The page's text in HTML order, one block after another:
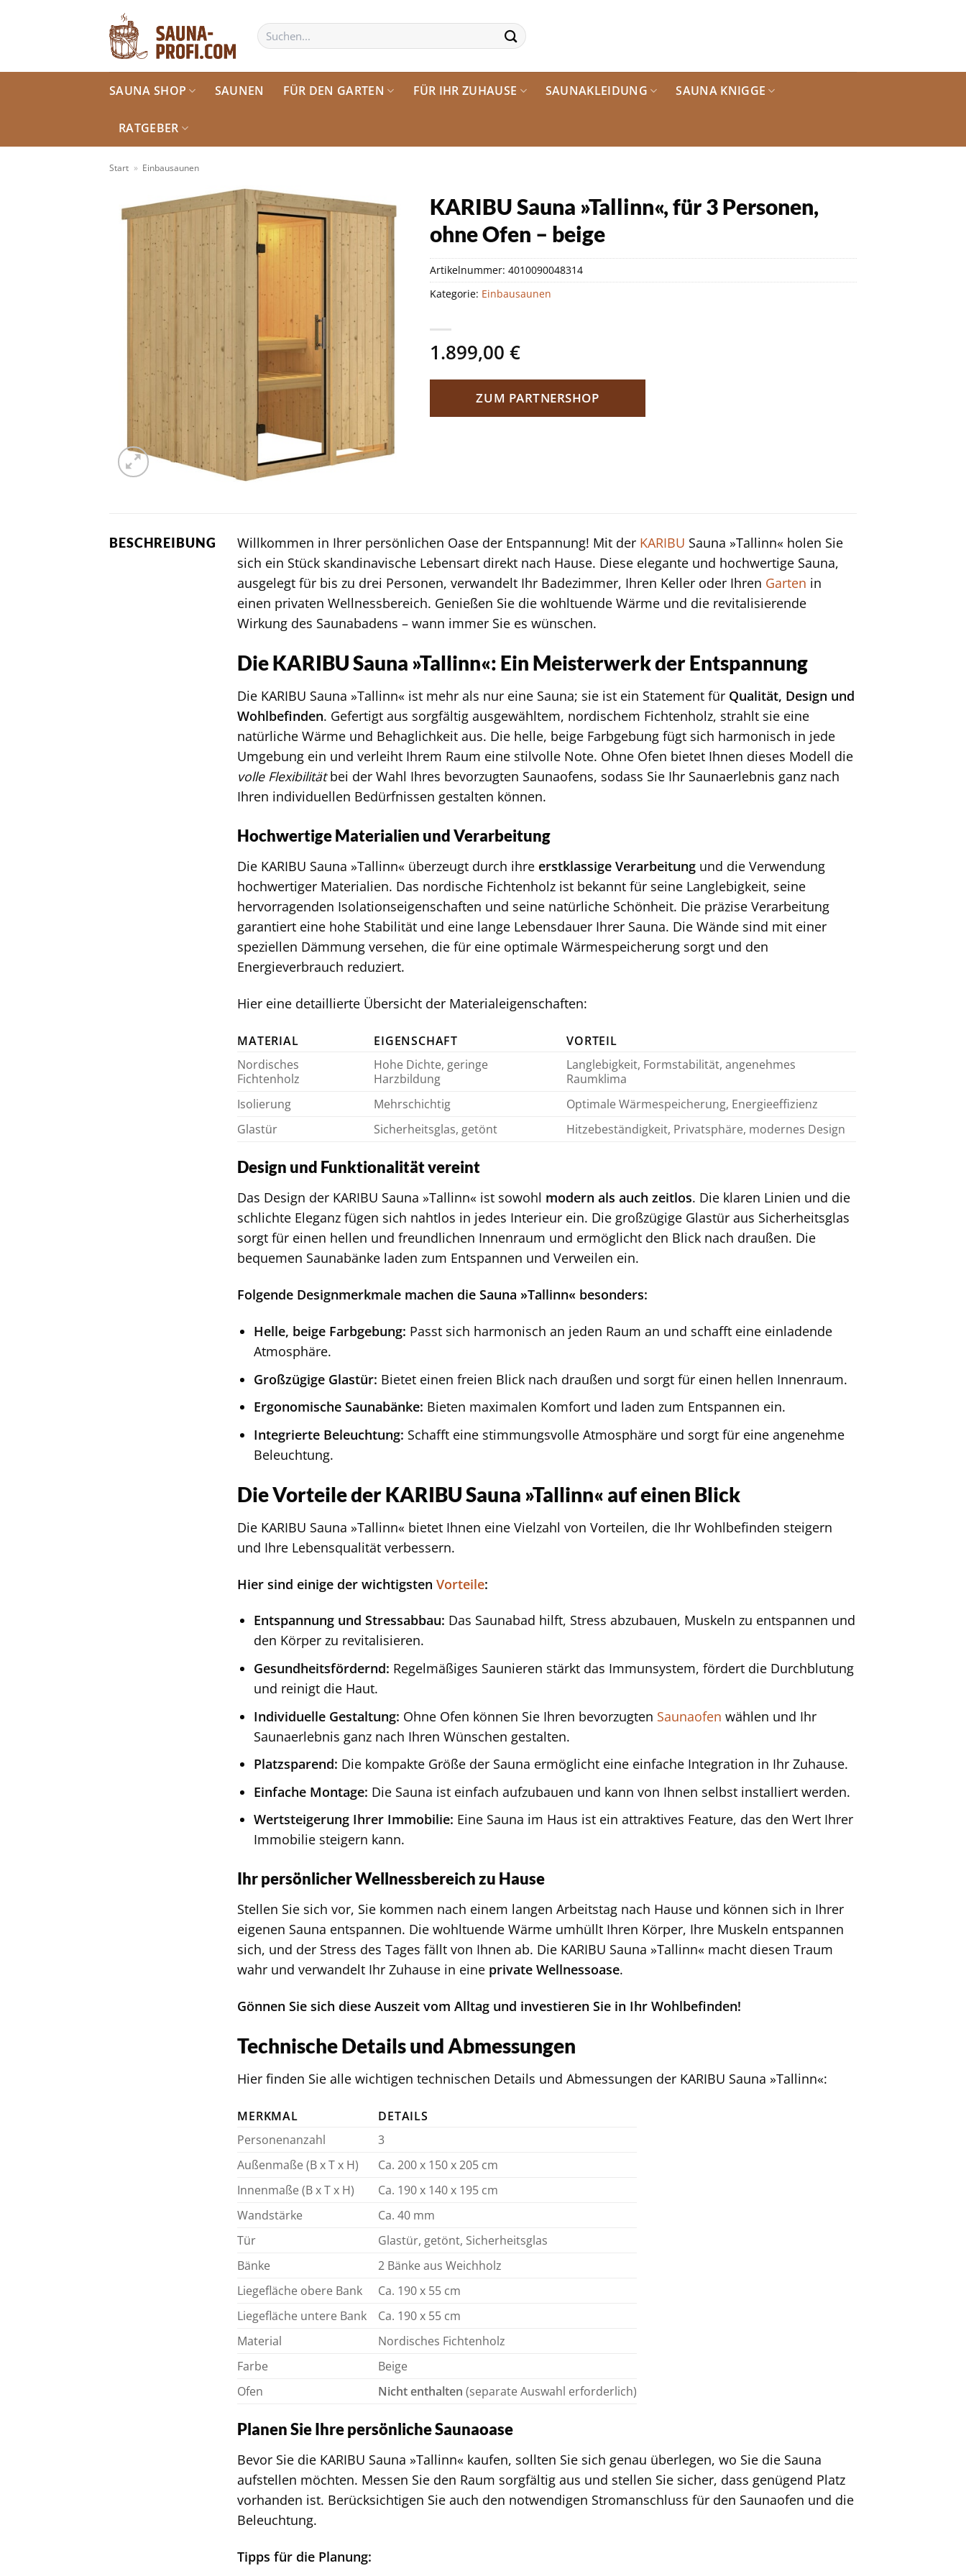
Suchen
nach:
SAUNA SHOP SAUNEN FÜR DEN GARTEN FÜR IHR ZUHAUSE SAUNAKLEIDUNG SAUNA KNIGGE
RATGEBER
Start » Einbausaunen
KARIBU Sauna »Tallinn«, für 3 Personen,
ohne Ofen – beige
1.899,00 €
ZUM PARTNERSHOP
Artikelnummer: 4010090048314
Kategorie: Einbausaunen
BESCHREIBUNG Willkommen in Ihrer persönlichen Oase der Entspannung! Mit der KARIBU Sauna »Tallinn« holen Sie
sich ein Stück skandinavische Lebensart direkt nach Hause. Diese elegante und hochwertige Sauna,
ausgelegt für bis zu drei Personen, verwandelt Ihr Badezimmer, Ihren Keller oder Ihren Garten in
einen privaten Wellnessbereich. Genießen Sie die wohltuende Wärme und die revitalisierende
Wirkung des Saunabadens – wann immer Sie es wünschen.
Die KARIBU Sauna »Tallinn«: Ein Meisterwerk der Entspannung
Die KARIBU Sauna »Tallinn« ist mehr als nur eine Sauna; sie ist ein Statement für Qualität, Design und
Wohlbefinden. Gefertigt aus sorgfältig ausgewähltem, nordischem Fichtenholz, strahlt sie eine
natürliche Wärme und Behaglichkeit aus. Die helle, beige Farbgebung fügt sich harmonisch in jede
Umgebung ein und verleiht Ihrem Raum eine stilvolle Note. Ohne Ofen bietet Ihnen dieses Modell die
volle Flexibilitätbei der Wahl Ihres bevorzugten Saunaofens, sodass Sie Ihr Saunaerlebnis ganz nach
Ihren individuellen Bedürfnissen gestalten können.
Hochwertige Materialien und Verarbeitung
Die KARIBU Sauna »Tallinn« überzeugt durch ihre erstklassige Verarbeitung und die Verwendung
hochwertiger Materialien. Das nordische Fichtenholz ist bekannt für seine Langlebigkeit, seine
hervorragenden Isolationseigenschaften und seine natürliche Schönheit. Die präzise Verarbeitung
garantiert eine hohe Stabilität und eine lange Lebensdauer Ihrer Sauna. Die Wände sind mit einer
speziellen Dämmung versehen, die für eine optimale Wärmespeicherung sorgt und den
Energieverbrauch reduziert.
Hier eine detaillierte Übersicht der Materialeigenschaften:
MATERIAL EIGENSCHAFT
VORTEIL
Nordisches
Fichtenholz
Hohe Dichte, geringe
Harzbildung
Langlebigkeit, Formstabilität, angenehmes
Raumklima
Isolierung
Mehrschichtig
Optimale Wärmespeicherung, Energieeffizienz
Glastür
Sicherheitsglas, getönt Hitzebeständigkeit, Privatsphäre, modernes Design
Design und Funktionalität vereint
Das Design der KARIBU Sauna »Tallinn« ist sowohl modern als auch zeitlos. Die klaren Linien und die
schlichte Eleganz fügen sich nahtlos in jedes Interieur ein. Die großzügige Glastür aus Sicherheitsglas
sorgt für einen hellen und freundlichen Innenraum und ermöglicht den Blick nach draußen. Die
bequemen Saunabänke laden zum Entspannen und Verweilen ein.
Folgende Designmerkmale machen die Sauna »Tallinn« besonders:
Helle, beige Farbgebung: Passt sich harmonisch an jeden Raum an und schafft eine einladende
Atmosphäre.
Großzügige Glastür: Bietet einen freien Blick nach draußen und sorgt für einen hellen Innenraum.
Ergonomische Saunabänke: Bieten maximalen Komfort und laden zum Entspannen ein.
Integrierte Beleuchtung: Schafft eine stimmungsvolle Atmosphäre und sorgt für eine angenehme
Beleuchtung.
Die Vorteile der KARIBU Sauna »Tallinn« auf einen Blick
Die KARIBU Sauna »Tallinn« bietet Ihnen eine Vielzahl von Vorteilen, die Ihr Wohlbefinden steigern
und Ihre Lebensqualität verbessern.
Hier sind einige der wichtigstenVorteile:
Entspannung und Stressabbau: Das Saunabad hilft, Stress abzubauen, Muskeln zu entspannen und
den Körper zu revitalisieren.
Gesundheitsfördernd: Regelmäßiges Saunieren stärkt das Immunsystem, fördert die Durchblutung
und reinigt die Haut.
Individuelle Gestaltung: Ohne Ofen können Sie Ihren bevorzugten Saunaofen wählen und Ihr
Saunaerlebnis ganz nach Ihren Wünschen gestalten.
Platzsparend: Die kompakte Größe der Sauna ermöglicht eine einfache Integration in Ihr Zuhause.
Einfache Montage: Die Sauna ist einfach aufzubauen und kann von Ihnen selbst installiert werden.
Wertsteigerung Ihrer Immobilie: Eine Sauna im Haus ist ein attraktives Feature, das den Wert Ihrer
Immobilie steigern kann.
Ihr persönlicher Wellnessbereich zu Hause
Stellen Sie sich vor, Sie kommen nach einem langen Arbeitstag nach Hause und können sich in Ihrer
eigenen Sauna entspannen. Die wohltuende Wärme umhüllt Ihren Körper, Ihre Muskeln entspannen
sich, und der Stress des Tages fällt von Ihnen ab. Die KARIBU Sauna »Tallinn« macht diesen Traum
wahr und verwandelt Ihr Zuhause in eine private Wellnessoase.
Gönnen Sie sich diese Auszeit vom Alltag und investieren Sie in Ihr Wohlbefinden!
Technische Details und Abmessungen
Hier finden Sie alle wichtigen technischen Details und Abmessungen der KARIBU Sauna »Tallinn«:
MERKMAL
DETAILS
Personenanzahl
3
Außenmaße (B x T x H)
Ca. 200 x 150 x 205 cm
Innenmaße (B x T x H)
Ca. 190 x 140 x 195 cm
Wandstärke
Ca. 40 mm
Tür
Glastür, getönt, Sicherheitsglas
Bänke
2 Bänke aus Weichholz
Liegefläche obere Bank
Ca. 190 x 55 cm
Liegefläche untere Bank
Ca. 190 x 55 cm
Material
Nordisches Fichtenholz
Farbe
Beige
Ofen
Nicht enthalten (separate Auswahl erforderlich)
Planen Sie Ihre persönliche Saunaoase
Bevor Sie die KARIBU Sauna »Tallinn« kaufen, sollten Sie sich genau überlegen, wo Sie die Sauna
aufstellen möchten. Messen Sie den Raum sorgfältig aus und stellen Sie sicher, dass genügend Platz
vorhanden ist. Berücksichtigen Sie auch den notwendigen Stromanschluss für den Saunaofen und die
Beleuchtung.
Tipps für die Planung: